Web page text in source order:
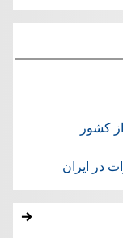
کشور
در ایران